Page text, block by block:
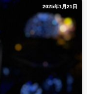
2025年1月21日